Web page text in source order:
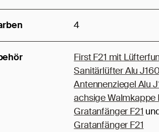
4
First F21 mit
Sanitärlüfter Alu J160
Antennenziegel Alu
achsige Walmkappe
Gratanfänger F21
Gratanfänger F21